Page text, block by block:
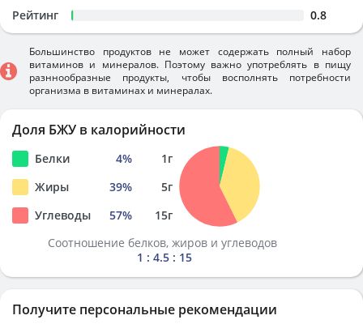
Рейтинг 0.8
Большинство продуктов не может содержать полный набор
витаминов и минералов. Поэтому важно употреблять в пищу
разннообразные продукты, чтобы восполнять потребности
организма в витаминах и минералах.
Доля БЖУ в калорийности
Белки 4% 1г
Жиры
39% 5г
Углеводы
57% 15г
Соотношение белков, жиров и углеводов
1 : 4.5 : 15
Получите персональные рекомендации